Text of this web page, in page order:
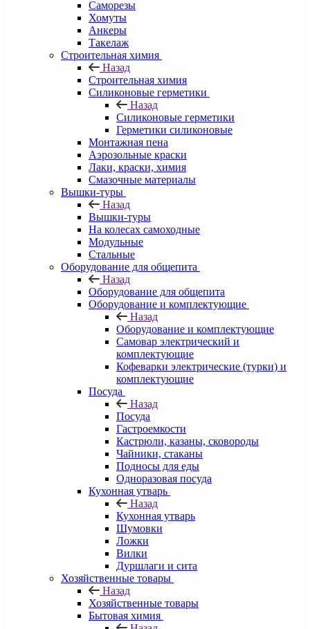
Саморезы
Хомуты
Анкеры
Такелаж
Строительная химия
Назад
Строительная химия
Силиконовые герметики
Назад
Силиконовые герметики
Герметики силиконовые
Монтажная пена
Аэрозольные краски
Лаки, краски, химия
Смазочные материалы
Вышки-туры
Назад
Вышки-туры
На колесах самоходные
Модульные
Стальные
Оборудование для общепита
Назад
Оборудование для общепита
Оборудование и комплектующие
Назад
Оборудование и комплектующие
Самовар электрический и
комплектующие
Кофеварки электрические (турки) и
комплектующие
Посуда
Назад
Посуда
Гастроемкости
Кастрюли, казаны, сковороды
Чайники, стаканы
Подносы для еды
Одноразовая посуда
Кухонная утварь
Назад
Кухонная утварь
Шумовки
Ложки
Вилки
Дуршлаги и сита
Хозяйственные товары
Назад
Хозяйственные товары
Бытовая химия